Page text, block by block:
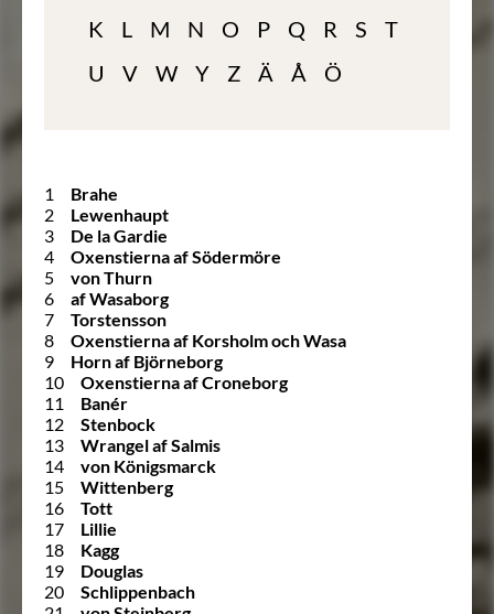
K
L M N O P Q R S
T
U
V W Y Z Ä Å Ö
1
Brahe
2
Lewenhaupt
3
De la Gardie
4
Oxenstierna af Södermöre
5
von Thurn
6
af Wasaborg
7
Torstensson
8
Oxenstierna af Korsholm och Wasa
9
Horn af Björneborg
10
Oxenstierna af Croneborg
11
Banér
12
Stenbock
13
Wrangel af Salmis
14
von Königsmarck
15
Wittenberg
16
Tott
17
Lillie
18
Kagg
19
Douglas
20
Schlippenbach